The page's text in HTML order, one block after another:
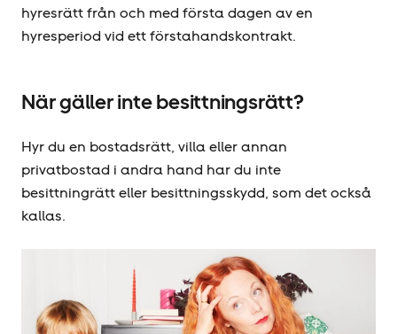
hyresrätt från och med första dagen av en
hyresperiod vid ett förstahandskontrakt.
När gäller inte besittningsrätt?
Hyr du en bostadsrätt, villa eller annan
privatbostad i andra hand har du inte
besittningrätt eller besittningsskydd, som det också
kallas.